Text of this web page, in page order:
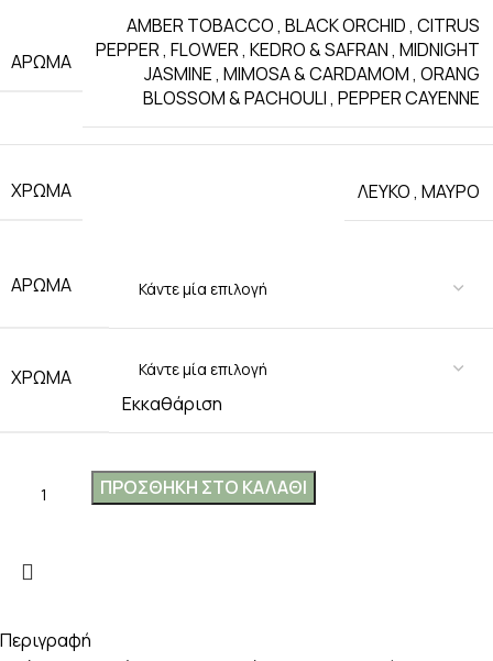
ΑΡΩΜΑ
AMBER TOBACCO, BLACK ORCHID, CITRUS
PEPPER, FLOWER, KEDRO & SAFRAN, MIDNIGHT
JASMINE, MIMOSA & CARDAMOM, ORANG
BLOSSOM & PACHOULI, PEPPER CAYENNE
ΧΡΩΜΑ ΛΕΥΚΟ, ΜΑΥΡΟ
ΑΡΩΜΑ
ΧΡΩΜΑ
Εκκαθάριση
ΠΡΟΣΘΉΚΗ ΣΤΟ ΚΑΛΆΘΙ
Περιγραφή